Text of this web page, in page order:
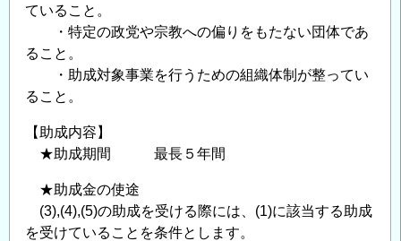
ていること。
・特定の政党や宗教への偏りをもたない団体であ
ること。
・助成対象事業を行うための組織体制が整ってい
ること。
【助成内容】
★助成期間 最長５年間
★助成金の使途
(3),(4),(5)の助成を受ける際には、(1)に該当する助成
を受けていることを条件とします。